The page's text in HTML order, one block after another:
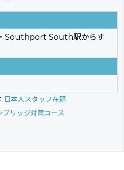
Southport South駅からす
日本人スタッフ在籍
ブリッジ対策コース